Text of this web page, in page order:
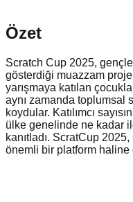
Özet
Scratch Cup 2025,
gösterdiği muazzam
yarışmaya katılan
aynı zamanda toplumsal
koydular. Katılımcı
ülke genelinde ne kadar
kanıtladı. ScratCup
önemli bir platform haline